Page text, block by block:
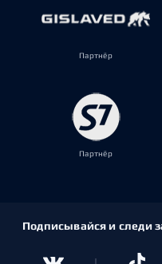
Партнёр
Партнёр
Подписывайся и следи